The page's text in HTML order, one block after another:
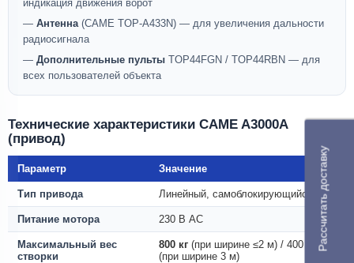
индикация движения ворот
— Антенна(CAME TOP-A433N) — для увеличения дальности
радиосигнала
— Дополнительные пульты TOP44FGN / TOP44RBN — для
всех пользователей объекта
Технические характеристики CAME A3000A
(привод)
Параметр Значение
Тип привода Линейный, самоблокирующийся
Питание мотора 230 В AC
Максимальный вес
створки
800 кг (при ширине ≤2 м) / 400 кг
(при ширине 3 м)
Рассчитать доставку